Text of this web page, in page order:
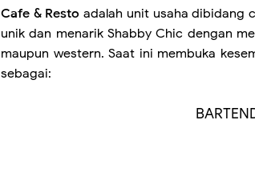
Cafe & Resto adalah unit usaha dibidang
unik dan menarik Shabby Chic dengan
maupun western. Saat ini membuka
sebagai: